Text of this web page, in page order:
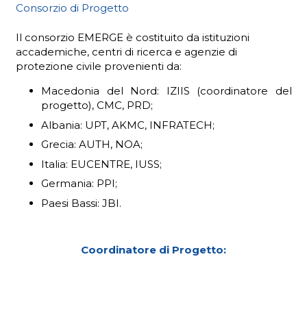
Consorzio di Progetto
Il consorzio EMERGE è costituito da istituzioni
accademiche, centri di ricerca e agenzie di
protezione civile provenienti da:
Macedonia del Nord: IZIIS (coordinatore del
progetto), CMC, PRD;
Albania: UPT, AKMC, INFRATECH;
Grecia: AUTH, NOA;
Italia: EUCENTRE, IUSS;
Germania: PPI;
Paesi Bassi: JBI.
Coordinatore di Progetto: